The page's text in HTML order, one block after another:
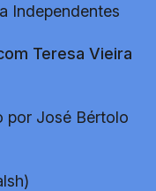
Independentes
Teresa Vieira
por José Bértolo